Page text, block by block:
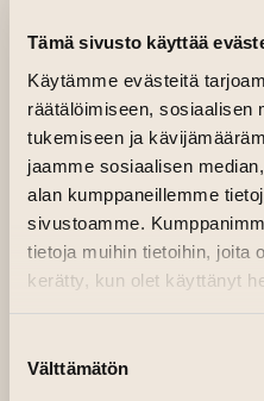
Tämä sivusto käyttää
Käytämme evästeitä
räätälöimiseen, sosiaalisen
tukemiseen ja
jaamme sosiaalisen
alan kumppaneillemme
sivustoamme.
tietoja muihin tietoihin, joita
kerätty, kun olet käyttänyt
valinta
Välttämätön
lähtökohtia ja tuomaan
Ajatuksia taustalla
ja kehon suhteeseen
ristiriidat.
menneisyydestä,
tulevasta. On kyse
luopumisesta ja
Näyttelyssä olevassa
Wants)
peittää pohjat